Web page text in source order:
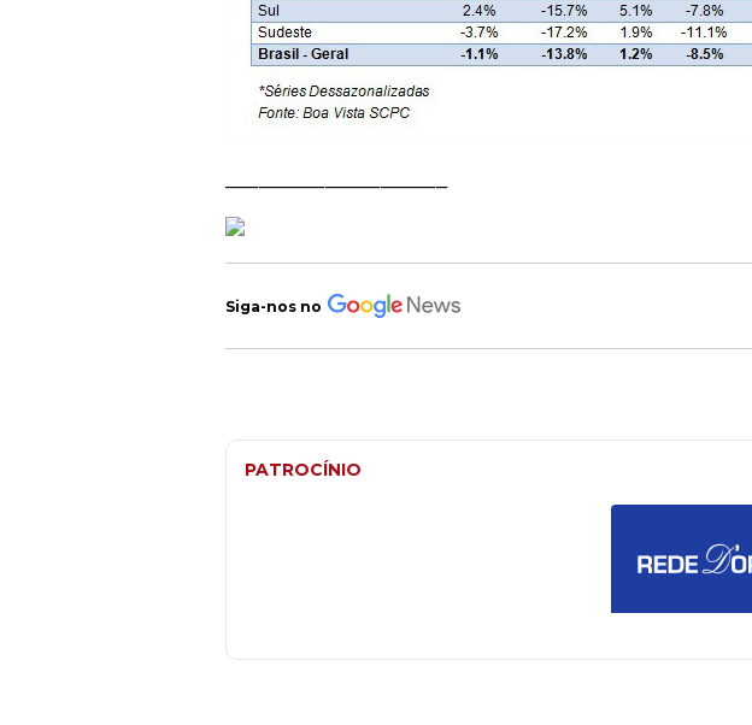
Siga-nos no
PATROCÍNIO